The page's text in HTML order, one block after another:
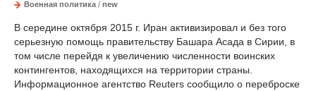
Военная политика / new
В середине октября 2015 г. Иран активизировал и без того
серьезную помощь правительству Башара Асада в Сирии, в
том числе перейдя к увеличению численности воинских
контингентов, находящихся на территории страны.
Информационное агентство Reuters сообщило о переброске